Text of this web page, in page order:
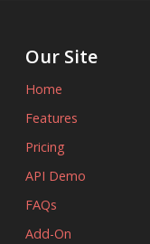
Our Site
Home
Features
Pricing
API Demo
FAQs
Add-On